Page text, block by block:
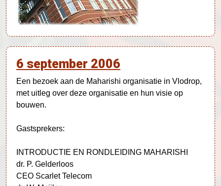
6 september 2006
Een bezoek aan de Maharishi organisatie in Vlodrop,
met uitleg over deze organisatie en hun visie op
bouwen.
Gastsprekers:
INTRODUCTIE EN RONDLEIDING MAHARISHI
dr. P. Gelderloos
CEO Scarlet Telecom